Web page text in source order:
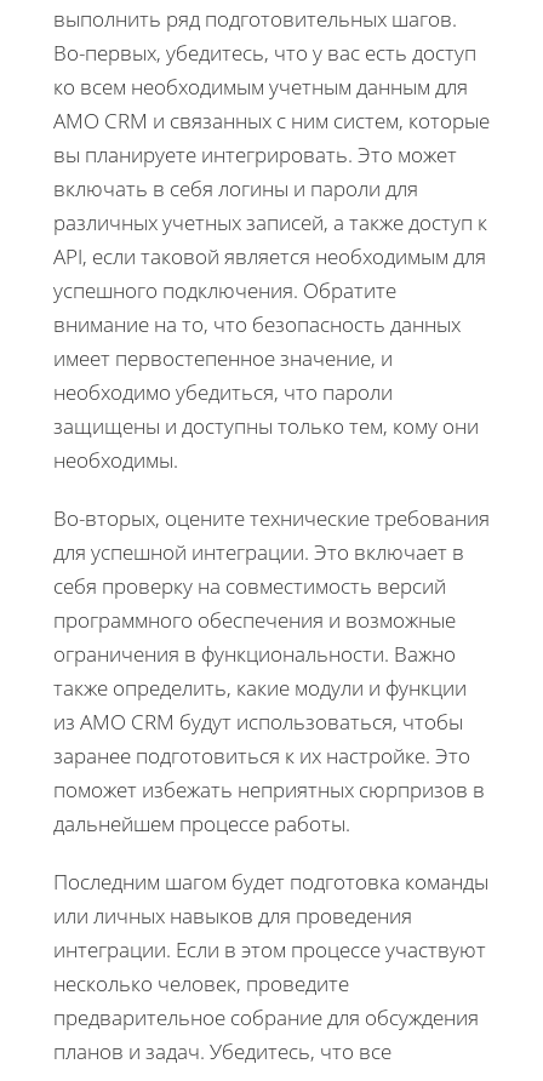
выполнить ряд подготовительных шагов.
Во-первых, убедитесь, что у вас есть доступ
ко всем необходимым учетным данным для
AMO CRM и связанных с ним систем, которые
вы планируете интегрировать. Это может
включать в себя логины и пароли для
различных учетных записей, а также доступ к
API, если таковой является необходимым для
успешного подключения. Обратите
внимание на то, что безопасность данных
имеет первостепенное значение, и
необходимо убедиться, что пароли
защищены и доступны только тем, кому они
необходимы.
Во-вторых, оцените технические требования
для успешной интеграции. Это включает в
себя проверку на совместимость версий
программного обеспечения и возможные
ограничения в функциональности. Важно
также определить, какие модули и функции
из AMO CRM будут использоваться, чтобы
заранее подготовиться к их настройке. Это
поможет избежать неприятных сюрпризов в
дальнейшем процессе работы.
Последним шагом будет подготовка команды
или личных навыков для проведения
интеграции. Если в этом процессе участвуют
несколько человек, проведите
предварительное собрание для обсуждения
планов и задач. Убедитесь, что все